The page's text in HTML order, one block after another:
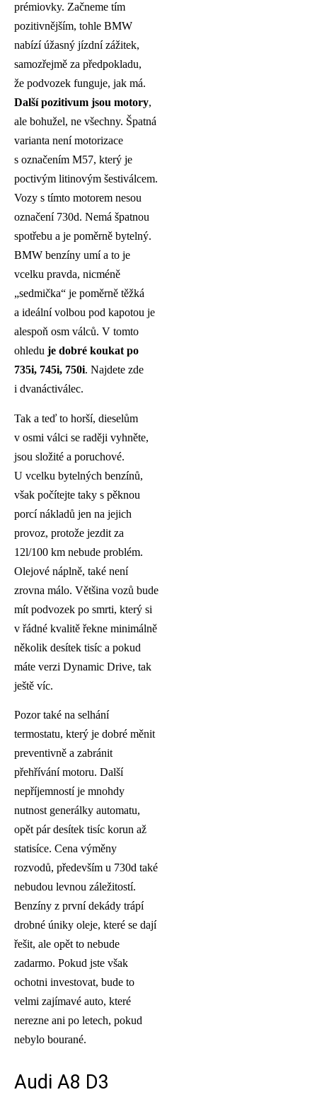
prémiovky. Začneme tím
pozitivnějším, tohle BMW
nabízí úžasný jízdní zážitek,
samozřejmě za předpokladu,
že podvozek funguje, jak má.
Další pozitivum jsou motory,
ale bohužel, ne všechny. Špatná
varianta není motorizace
s označením M57, který je
poctivým litinovým šestiválcem.
Vozy s tímto motorem nesou
označení 730d. Nemá špatnou
spotřebu a je poměrně bytelný.
BMW benzíny umí a to je
vcelku pravda, nicméně
„sedmička“ je poměrně těžká
a ideální volbou pod kapotou je
alespoň osm válců. V tomto
ohledu je dobré koukat po
735i, 745i, 750i. Najdete zde
i dvanáctiválec.
Tak a teď to horší, dieselům
v osmi válci se raději vyhněte,
jsou složité a poruchové.
U vcelku bytelných benzínů,
však počítejte taky s pěknou
porcí nákladů jen na jejich
provoz, protože jezdit za
12l/100 km nebude problém.
Olejové náplně, také není
zrovna málo. Většina vozů bude
mít podvozek po smrti, který si
v řádné kvalitě řekne minimálně
několik desítek tisíc a pokud
máte verzi Dynamic Drive, tak
ještě víc.
Pozor také na selhání
termostatu, který je dobré měnit
preventivně a zabránit
přehřívání motoru. Další
nepříjemností je mnohdy
nutnost generálky automatu,
opět pár desítek tisíc korun až
statisíce. Cena výměny
rozvodů, především u 730d také
nebudou levnou záležitostí.
Benzíny z první dekády trápí
drobné úniky oleje, které se dají
řešit, ale opět to nebude
zadarmo. Pokud jste však
ochotni investovat, bude to
velmi zajímavé auto, které
nerezne ani po letech, pokud
nebylo bourané.
Audi A8 D3